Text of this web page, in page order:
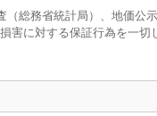
総務省統計局）、地価公
害に対する保証行為を一